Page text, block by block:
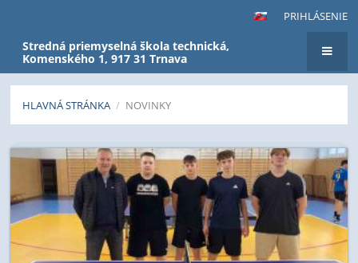
PRIHLÁSENIE
Stredná priemyselná škola technická,
Komenského 1, 917 31 Trnava
HLAVNÁ STRÁNKA / NOVINKY
Novinky